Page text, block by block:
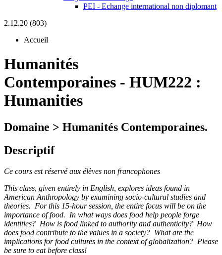
PEI - Echange international non diplomant
2.12.20 (803)
Accueil
Humanités
Contemporaines - HUM222 :
Humanities
Domaine > Humanités Contemporaines.
Descriptif
Ce cours est réservé aux élèves non francophones
This class, given entirely in English, explores ideas found in
American Anthropology by examining socio-cultural studies and
theories. For this 15-hour session, the entire focus will be on the
importance of food. In what ways does food help people forge
identities? How is food linked to authority and authenticity? How
does food contribute to the values in a society? What are the
implications for food cultures in the context of globalization? Please
be sure to eat before class!